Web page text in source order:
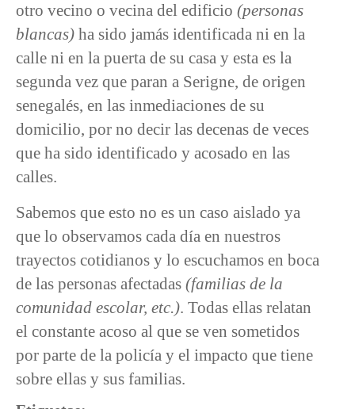
otro vecino o vecina del edificio (personas
blancas) ha sido jamás identificada ni en la
calle ni en la puerta de su casa y esta es la
segunda vez que paran a Serigne, de origen
senegalés, en las inmediaciones de su
domicilio, por no decir las decenas de veces
que ha sido identificado y acosado en las
calles.
Sabemos que esto no es un caso aislado ya
que lo observamos cada día en nuestros
trayectos cotidianos y lo escuchamos en boca
de las personas afectadas (familias de la
comunidad escolar, etc.). Todas ellas relatan
el constante acoso al que se ven sometidos
por parte de la policía y el impacto que tiene
sobre ellas y sus familias.